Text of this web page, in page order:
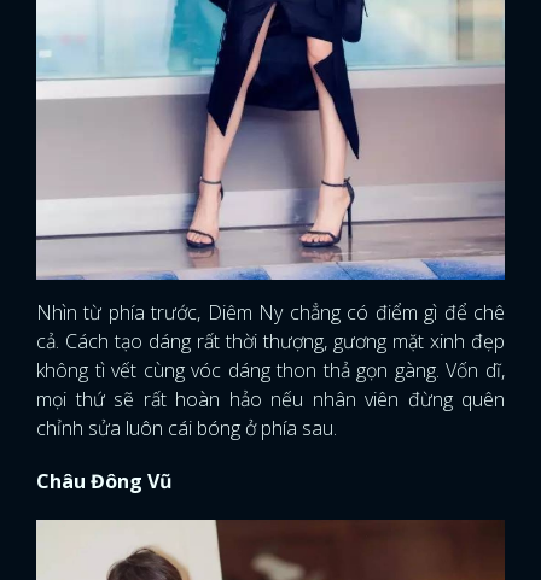
Nhìn từ phía trước, Diêm Ny chẳng có điểm gì để chê
cả. Cách tạo dáng rất thời thượng, gương mặt xinh đẹp
không tì vết cùng vóc dáng thon thả gọn gàng. Vốn dĩ,
mọi thứ sẽ rất hoàn hảo nếu nhân viên đừng quên
chỉnh sửa luôn cái bóng ở phía sau.
Châu Đông Vũ